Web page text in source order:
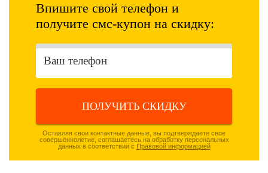
Впишите свой телефон и
получите смс-купон на скидку:
ПОЛУЧИТЬ СКИДКУ
Оставляя свои контактные данные, вы подтверждаете свое
совершеннолетие, соглашаетесь на обработку персональных
данных в соответствии с Правовой информацией